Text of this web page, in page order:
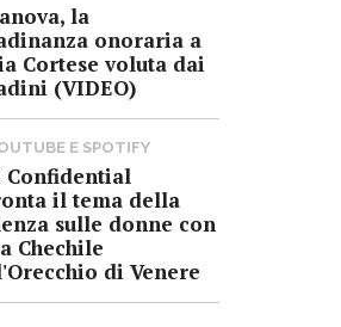
la
onoraria a
Cortese voluta dai
(VIDEO)
E SPOTIFY
Confidential
il tema della
sulle donne con
Chechile
di Venere